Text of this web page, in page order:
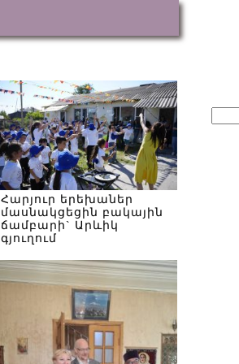
Հարյուր երեխաներ
մասնակցեցին բակային
ճամբարի` Արևիկ
գյուղում
for: